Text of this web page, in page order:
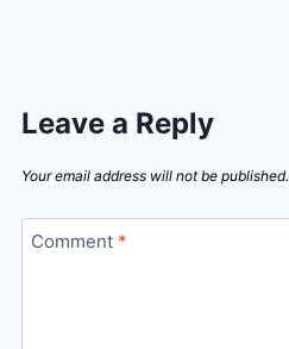
Leave a Reply
Your email address will not be published.
Comment *